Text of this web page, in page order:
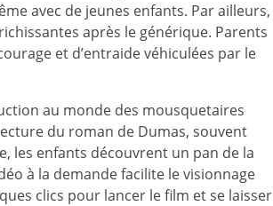
avec de jeunes enfants. Par ailleurs,
après le générique. Parents
et d’entraide véhiculées par le
au monde des mousquetaires
du roman de Dumas, souvent
les enfants découvrent un pan de la
à la demande facilite le visionnage
clics pour lancer le film et se laisser